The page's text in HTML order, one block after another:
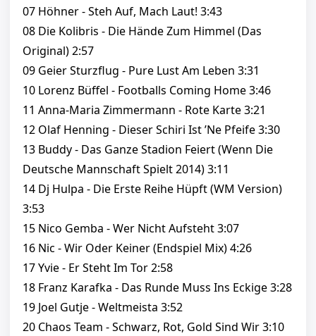
07 Höhner - Steh Auf, Mach Laut! 3:43
08 Die Kolibris - Die Hände Zum Himmel (Das
Original) 2:57
09 Geier Sturzflug - Pure Lust Am Leben 3:31
10 Lorenz Büffel - Footballs Coming Home 3:46
11 Anna-Maria Zimmermann - Rote Karte 3:21
12 Olaf Henning - Dieser Schiri Ist ’Ne Pfeife 3:30
13 Buddy - Das Ganze Stadion Feiert (Wenn Die
Deutsche Mannschaft Spielt 2014) 3:11
14 Dj Hulpa - Die Erste Reihe Hüpft (WM Version)
3:53
15 Nico Gemba - Wer Nicht Aufsteht 3:07
16 Nic - Wir Oder Keiner (Endspiel Mix) 4:26
17 Yvie - Er Steht Im Tor 2:58
18 Franz Karafka - Das Runde Muss Ins Eckige 3:28
19 Joel Gutje - Weltmeista 3:52
20 Chaos Team - Schwarz, Rot, Gold Sind Wir 3:10